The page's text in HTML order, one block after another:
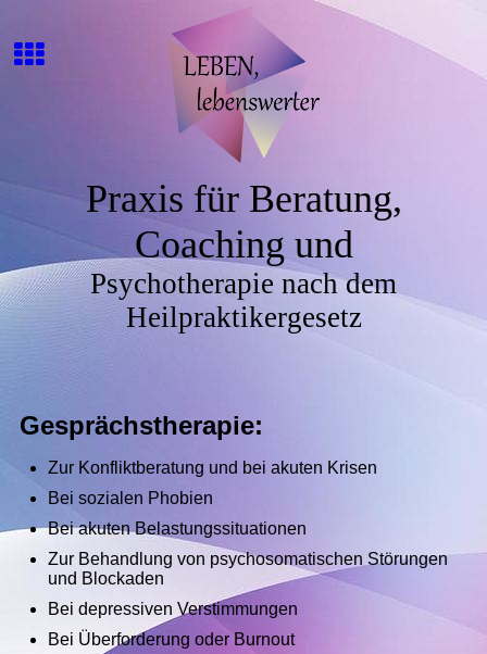
Praxis für Beratung,
Coaching und
Psychotherapie nach dem
Heilpraktikergesetz
Gesprächstherapie:
Zur Konfliktberatung und bei akuten Krisen
Bei sozialen Phobien
Bei akuten Belastungssituationen
Zur Behandlung von psychosomatischen Störungen
und Blockaden
Bei depressiven Verstimmungen
Bei Überforderung oder Burnout